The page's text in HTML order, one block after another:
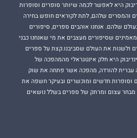
היא לאפשר לכמה שיותר סופרים וסופרות
והמסרים שלהם, לתת לקוראים חופש בחירה
שלהם. אנחנו אוהבים ספרים, סיפורים
מאמינים שסיפורים מעצבים את מי שאנחנו כבני
ולשנות את העולם שסביבנו.קצת על ספרים
היא חלק אינטגראלי מהמהפכה של
עברית להורדה, מהפכה אשר פתחה את שוק
וסופרות חדשים ומוכשרים ובעיקר חשפה את
מבחר עצום ומרתק של ספרים בשלל נושאים